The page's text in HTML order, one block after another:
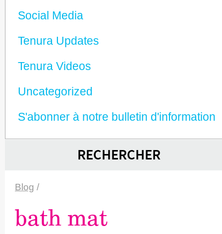
Social Media
Tenura Updates
Tenura Videos
Unca­tego­rized
S'abonner à notre bulletin d'information
RECHERCHER
Blog /
bath mat